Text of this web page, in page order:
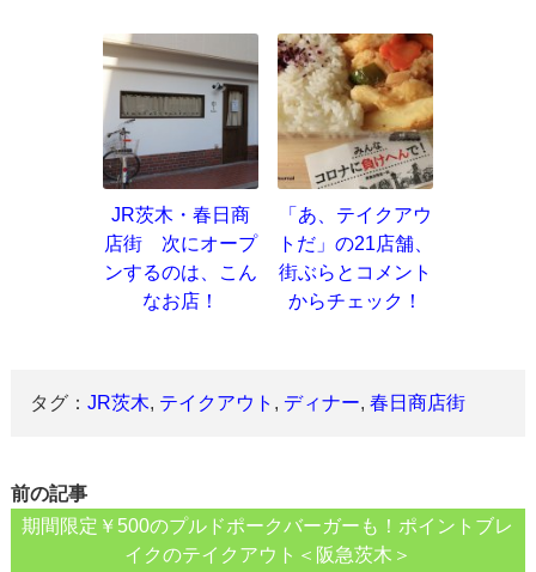
JR茨木・春日商
店街 次にオープ
ンするのは、こん
なお店！
「あ、テイクアウ
トだ」の21店舗、
街ぶらとコメント
からチェック！
タグ：JR茨木, テイクアウト , ディナー,春日商店街
前の記事
期間限定￥500のプルドポークバーガーも！ポイントブレ
イクのテイクアウト＜阪急茨木＞